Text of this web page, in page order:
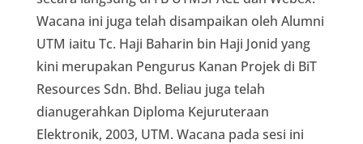
Wacana ini juga telah disampaikan oleh Alumni
UTM iaitu Tc. Haji Baharin bin Haji Jonid yang
kini merupakan Pengurus Kanan Projek di BiT
Resources Sdn. Bhd. Beliau juga telah
dianugerahkan Diploma Kejuruteraan
Elektronik, 2003, UTM. Wacana pada sesi ini